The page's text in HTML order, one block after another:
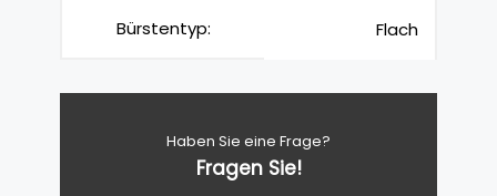
Bürstentyp: Flach
Haben Sie eine Frage?
Fragen Sie!